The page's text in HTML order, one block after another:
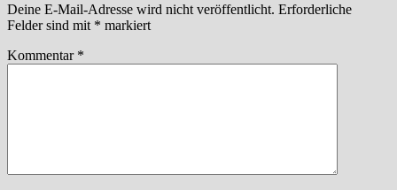
Deine E-Mail-Adresse wird nicht veröffentlicht. Erforderliche
Felder sind mit * markiert
Kommentar *